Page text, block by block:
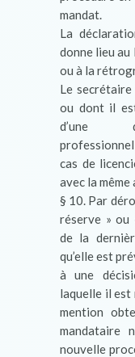
mandat.
La
donne lieu
ou à la
Le
ou dont il
d’une
cas de
avec la
§ 10. Par
réserve » ou
de la
qu’elle est
à une
laquelle il est
mention
mandataire
nouvelle